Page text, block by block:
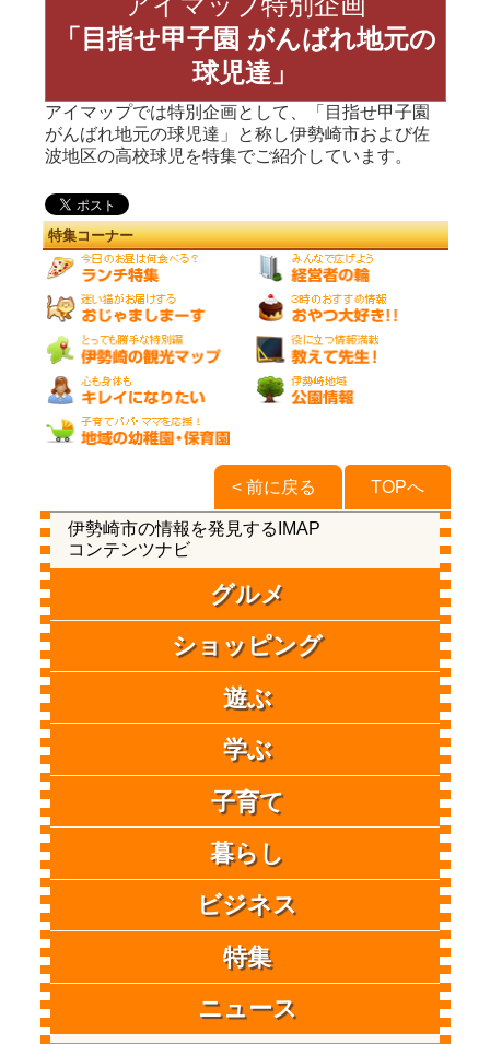
「目指せ甲子園 がんばれ地元の
球児達」
アイマップでは特別企画として、「目指せ甲子園
がんばれ地元の球児達」と称し伊勢崎市および佐
波地区の高校球児を特集でご紹介しています。
特集コーナー
TOPへ
< 前に戻る
伊勢崎市の情報を発見するIMAP
コンテンツナビ
グルメ
ショッピング
遊ぶ
学ぶ
子育て
暮らし
ビジネス
特集
ニュース